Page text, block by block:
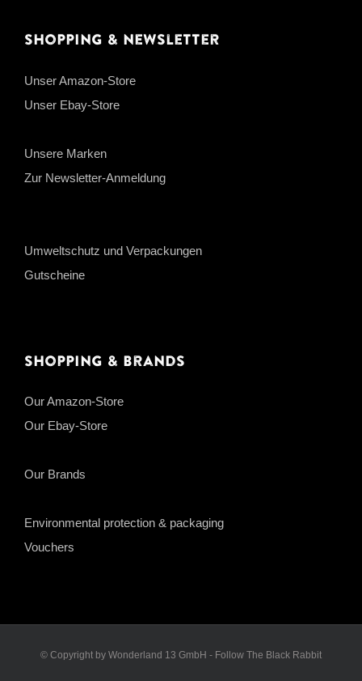
Shopping & Newsletter
Unser Amazon-Store
Unser Ebay-Store
Unsere Marken
Zur Newsletter-Anmeldung
Umweltschutz und Verpackungen
Gutscheine
Shopping & Brands
Our Amazon-Store
Our Ebay-Store
Our Brands
Environmental protection & packaging
Vouchers
© Copyright by Wonderland 13 GmbH - Follow The Black Rabbit